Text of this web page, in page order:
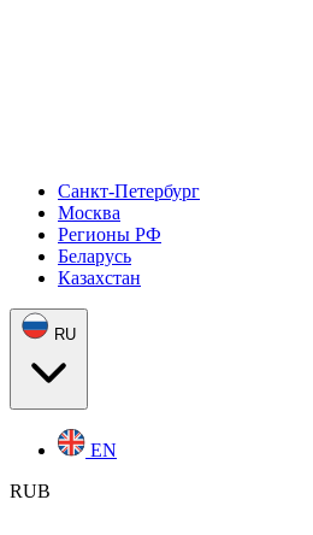
Санкт-Петербург
Москва
Регионы РФ
Беларусь
Казахстан
RU
EN
RUB